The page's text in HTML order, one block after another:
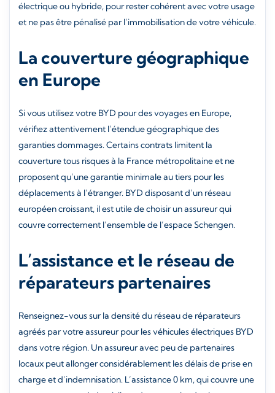
électrique ou hybride, pour rester cohérent avec votre usage
et ne pas être pénalisé par l’immobilisation de votre véhicule.
La couverture géographique
en Europe
Si vous utilisez votre BYD pour des voyages en Europe,
vérifiez attentivement l’étendue géographique des
garanties dommages. Certains contrats limitent la
couverture tous risques à la France métropolitaine et ne
proposent qu’une garantie minimale au tiers pour les
déplacements à l’étranger. BYD disposant d’un réseau
européen croissant, il est utile de choisir un assureur qui
couvre correctement l’ensemble de l’espace Schengen.
L’assistance et le réseau de
réparateurs partenaires
Renseignez-vous sur la densité du réseau de réparateurs
agréés par votre assureur pour les véhicules électriques BYD
dans votre région. Un assureur avec peu de partenaires
locaux peut allonger considérablement les délais de prise en
charge et d’indemnisation. L’assistance 0 km, qui couvre une